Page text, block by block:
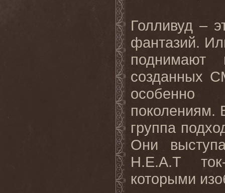
Голливуд –
фантазий.
поднимают
созданных
особенно
поколениям.
группа
Они
H.E.A.T
которыми